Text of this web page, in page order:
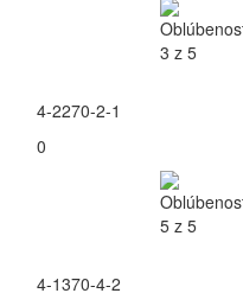
4-2270-2-1
0
4-1370-4-2